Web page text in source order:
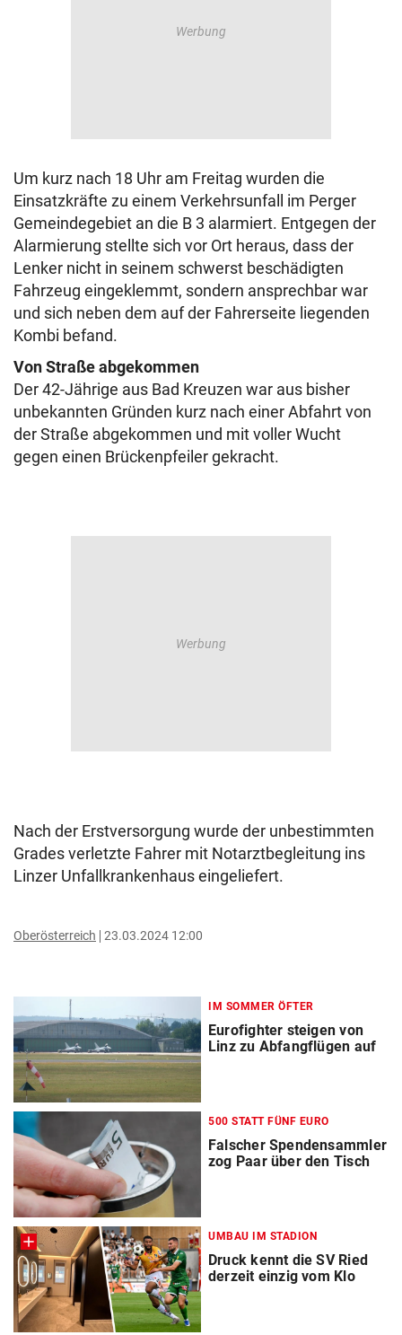
Um kurz nach 18 Uhr am Freitag wurden die
Einsatzkräfte zu einem Verkehrsunfall im Perger
Gemeindegebiet an die B 3 alarmiert. Entgegen der
Alarmierung stellte sich vor Ort heraus, dass der
Lenker nicht in seinem schwerst beschädigten
Fahrzeug eingeklemmt, sondern ansprechbar war
und sich neben dem auf der Fahrerseite liegenden
Kombi befand.
Von Straße abgekommen
Der 42-Jährige aus Bad Kreuzen war aus bisher
unbekannten Gründen kurz nach einer Abfahrt von
der Straße abgekommen und mit voller Wucht
gegen einen Brückenpfeiler gekracht.
Nach der Erstversorgung wurde der unbestimmten
Grades verletzte Fahrer mit Notarztbegleitung ins
Linzer Unfallkrankenhaus eingeliefert.
Oberösterreich 23.03.2024 12:00
IM SOMMER ÖFTER
Eurofighter steigen von
Linz zu Abfangflügen auf
500 STATT FÜNF EURO
Falscher Spendensammler
zog Paar über den Tisch
UMBAU IM STADION
Druck kennt die SV Ried
derzeit einzig vom Klo